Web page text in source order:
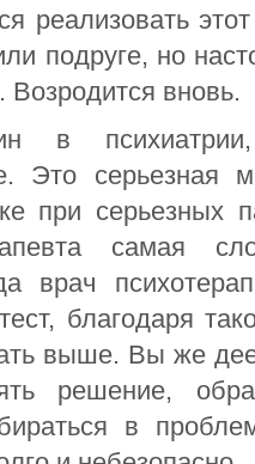
реализовать
подруге, но
Возродится вновь.
в психиатрии,
Это серьезная
при серьезных
самая
врач
благодаря
выше. Вы же
решение,
в